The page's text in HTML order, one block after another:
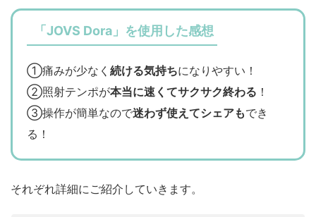
「JOVS Dora」を使用した感想
①痛みが少なく 続ける気持ちになりやすい！
②照射テンポが本当に速くてサクサク終わる ！
③操作が簡単なので迷わず使えてシェアもでき
る！
それぞれ詳細にご紹介していきます。